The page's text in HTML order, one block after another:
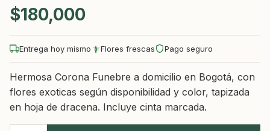
$180,000
Entrega hoy mismo Flores frescas Pago seguro
Hermosa Corona Funebre a domicilio en Bogotá, con
flores exoticas según disponibilidad y color, tapizada
en hoja de dracena. Incluye cinta marcada.